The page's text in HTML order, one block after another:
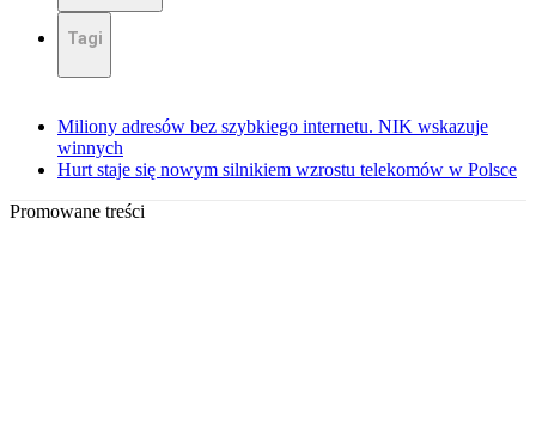
Tagi
Miliony adresów bez szybkiego internetu. NIK wskazuje
winnych
Hurt staje się nowym silnikiem wzrostu telekomów w Polsce
Promowane treści